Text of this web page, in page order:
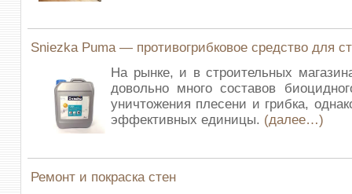
Sniezka Puma — противогрибковое средство для
На рынке, и в строительных
довольно много составов
уничтожения плесени и грибка,
эффективных единицы. (далее…)
Ремонт и покраска стен